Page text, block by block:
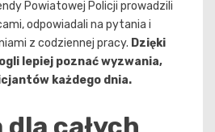
Powiatowej Policji prowadzili
odpowiadali na pytania i
z codziennej pracy. Dzięki
lepiej poznać wyzwania,
każdego dnia.